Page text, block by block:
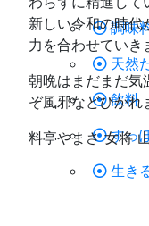
調味
天然
飲料
すっ
生き
新しい令和の時代
力を合わせていき
朝晩はまだまだ気
ぞ風邪などひかれ
料亭やまさ 女将